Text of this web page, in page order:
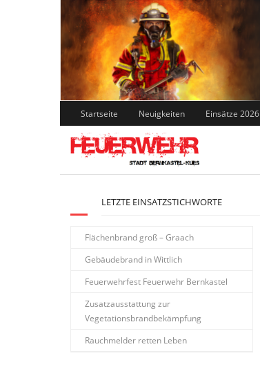
Skip
to
content
Startseite Neuigkeiten Einsätze 2026
LETZTE EINSATZSTICHWORTE
Flächenbrand groß – Graach
Gebäudebrand in Wittlich
Feuerwehrfest Feuerwehr Bernkastel
Zusatzausstattung zur
Vegetationsbrandbekämpfung
Rauchmelder retten Leben